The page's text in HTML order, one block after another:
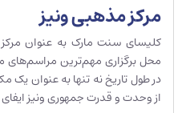
مرکز مذهبی ونیز
کلیسای سنت مارک به عنوان
محل برگزاری مهم‌ترین
در طول تاریخ نه تنها به عنوان یک
از وحدت و قدرت جمهوری ونیز